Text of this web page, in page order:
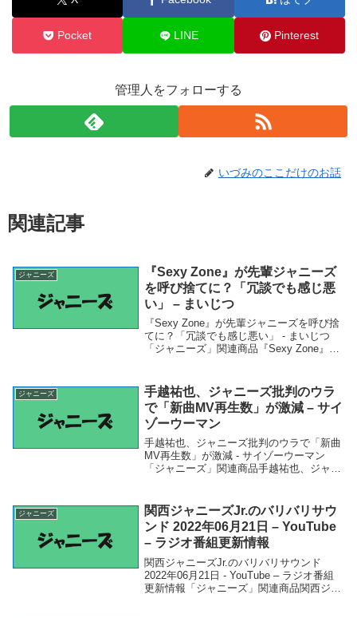
Pocket LINE Pinterest
管理人をフォローする
いづみのここだけのお話
関連記事
ジャニーズ
『Sexy Zone』が先輩ジャニーズ
を呼び捨てに？「冗談でも感じ悪
い」 – まいじつ
『Sexy Zone』が先輩ジャニーズを呼び捨
てに？「冗談でも感じ悪い」 - まいじつ
「ジャニーズ」関連商品『Sexy Zone』が
輩ジャニーズを呼び...
ジャニーズ
手越祐也、ジャニーズ批判のウラ
で「新曲MV再生数」が激減 – サイ
ゾーウーマン
手越祐也、ジャニーズ批判のウラで「新曲
MV再生数」が激減 - サイゾーウーマン
「ジャニーズ」関連商品手越祐也、ジャニ
ズ批判のウラで「新曲MV再生数」が激減
サイ...
ジャニーズ
関西ジャニーズJr.のバリバリサウ
ンド 2022年06月21日 – YouTube
– ラジオ番組更新情報
関西ジャニーズJr.のバリバリサウンド
2022年06月21日 - YouTube – ラジオ番組
更新情報「ジャニーズ」関連商品関西ジャ